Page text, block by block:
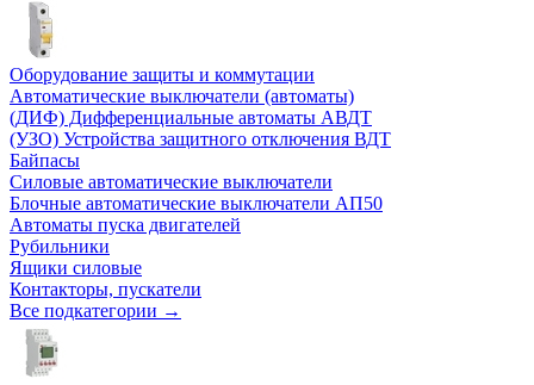
Оборудование защиты и коммутации
Автоматические выключатели (автоматы)
(ДИФ) Дифференциальные автоматы АВДТ
(УЗО) Устройства защитного отключения ВДТ
Байпасы
Силовые автоматические выключатели
Блочные автоматические выключатели АП50
Автоматы пуска двигателей
Рубильники
Ящики силовые
Контакторы, пускатели
Все подкатегории →